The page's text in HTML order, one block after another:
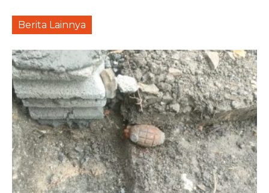
Berita Lainnya